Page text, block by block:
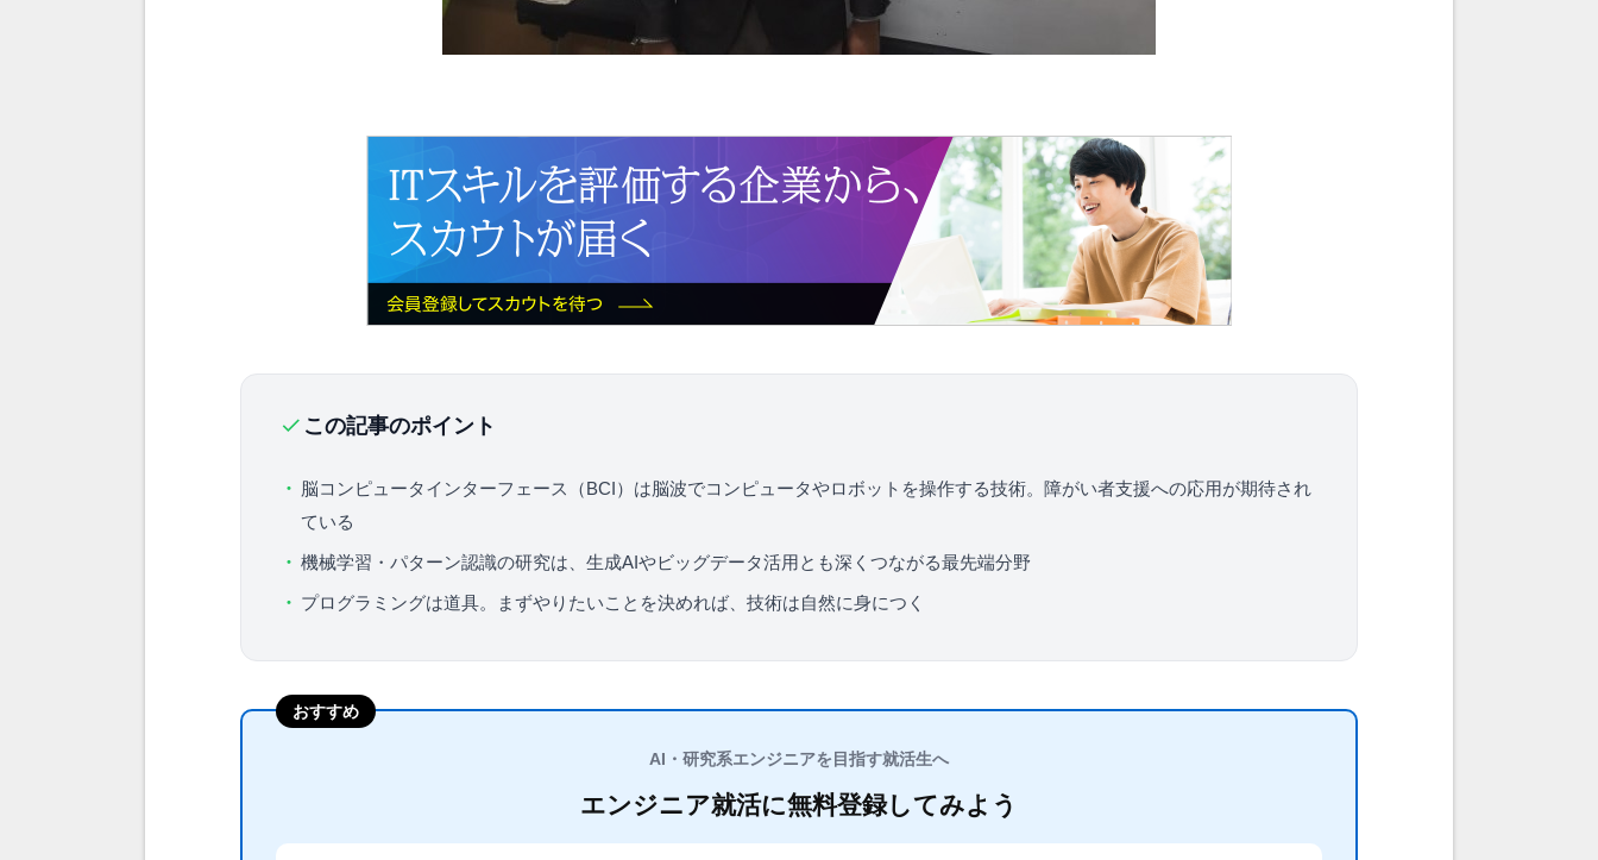
この記事のポイント
脳コンピュータインターフェース（BCI）は脳波でコンピュータやロボットを操作する技術。障がい者支援への応用が期待され
ている
機械学習・パターン認識の研究は、生成AIやビッグデータ活用とも深くつながる最先端分野
プログラミングは道具。まずやりたいことを決めれば、技術は自然に身につく
おすすめ
AI・研究系エンジニアを目指す就活生へ
エンジニア就活に無料登録してみよう